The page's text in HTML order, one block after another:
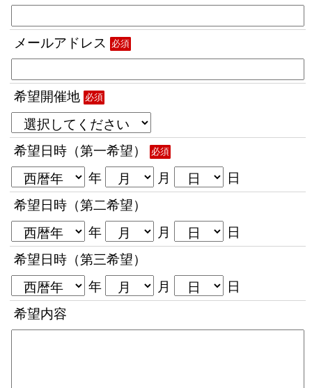
メールアドレス 必須
希望開催地 必須
希望日時（第一希望） 必須
年 月
日
希望日時（第二希望）
年
月
日
希望日時（第三希望）
年
月
日
希望内容